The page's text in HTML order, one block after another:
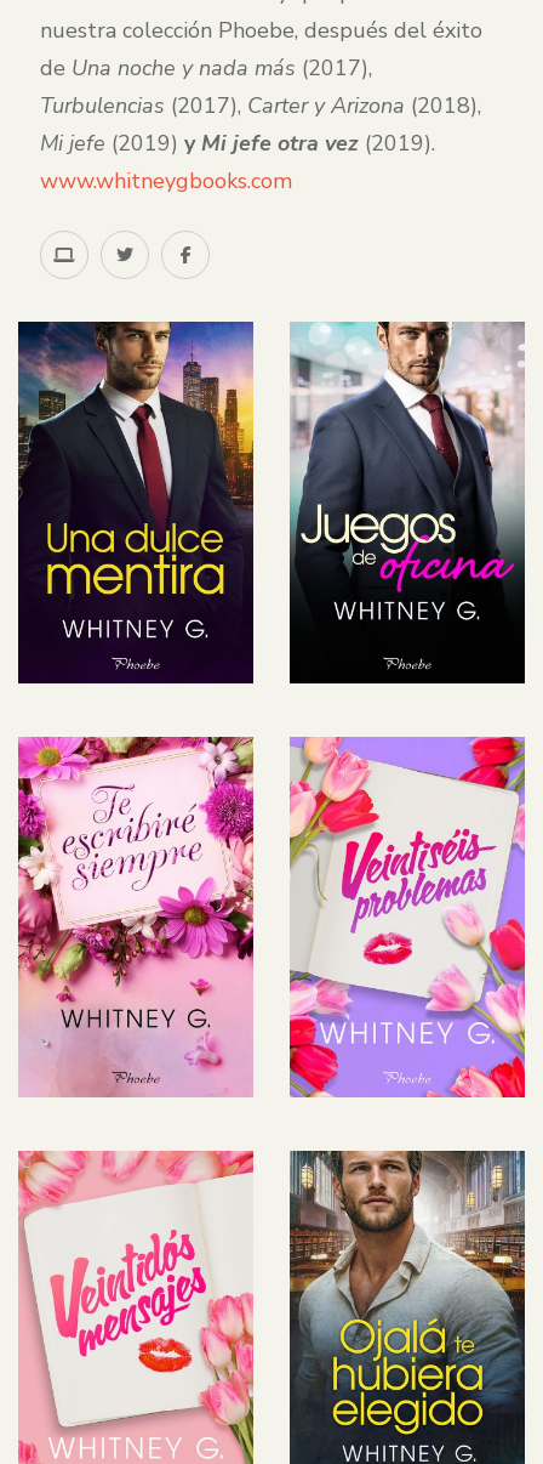
nuestra colección Phoebe, después del éxito
de Una noche y nada más (2017),
Turbulencias (2017), Carter y Arizona (2018),
Mi jefe (2019) yMi jefe otra vez (2019).
www.whitneygbooks.com